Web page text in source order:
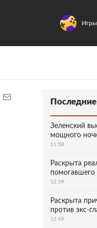
Игры
Зеленский
мощного
11:58
Раскрыта
12:59
Раскрыта
против экс-
12:49